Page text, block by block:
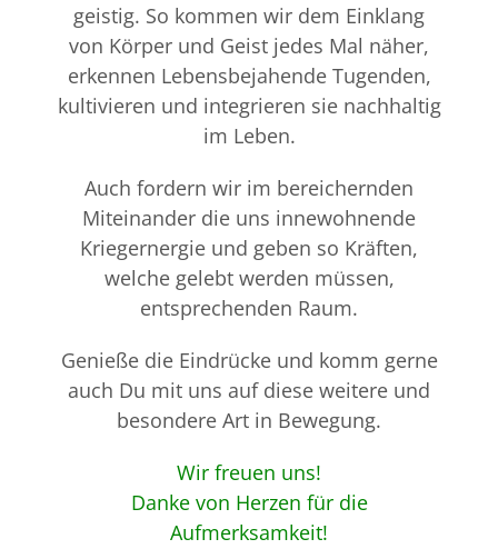
geistig. So kommen wir dem Einklang
von Körper und Geist jedes Mal näher,
erkennen Lebensbejahende Tugenden,
kultivieren und integrieren sie nachhaltig
im Leben.
Auch fordern wir im bereichernden
Miteinander die uns innewohnende
Kriegernergie und geben so Kräften,
welche gelebt werden müssen,
entsprechenden Raum.
Genieße die Eindrücke und komm gerne
auch Du mit uns auf diese weitere und
besondere Art in Bewegung.
Wir freuen uns!
Danke von Herzen für die
Aufmerksamkeit!